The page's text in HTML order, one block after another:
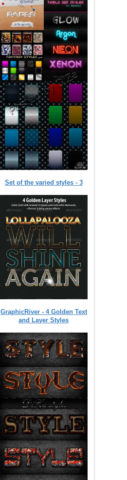
Set of the varied styles - 3
GraphicRiver - 4 Golden Text
and Layer Styles